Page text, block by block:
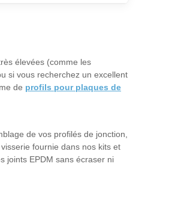
élevées (comme les
si vous recherchez un excellent
de profils pour plaques de
de vos profilés de jonction,
fournie dans nos kits et
joints EPDM sans écraser ni